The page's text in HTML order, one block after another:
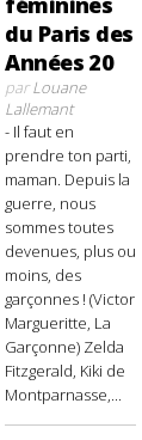
du Paris des
Années 20
parLouane
Lallemant
- Il faut en
prendre ton parti,
maman. Depuis la
guerre, nous
sommes toutes
devenues, plus ou
moins, des
garçonnes ! (Victor
Margueritte, La
Garçonne) Zelda
Fitzgerald, Kiki de
Montparnasse,...